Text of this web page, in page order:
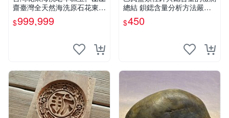
齋臺灣全天然海洗原石花東玉
東海岸台灣藍寶石東玉東海岸
心臟石皮蛋青老麥芽年糕黑鬼
碧玉髓秀姑玉鳳梨芋仔玉總統
$999,999
總結 鋇鍶含量分析方法嚴選
巴氏化合物成分分析心得 化
學分析技法推薦
$450